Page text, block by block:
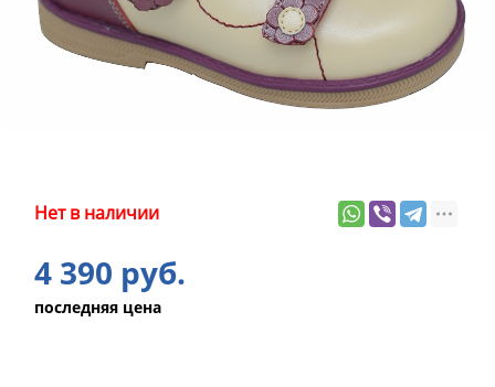
Нет в наличии
4 390 руб.
последняя цена